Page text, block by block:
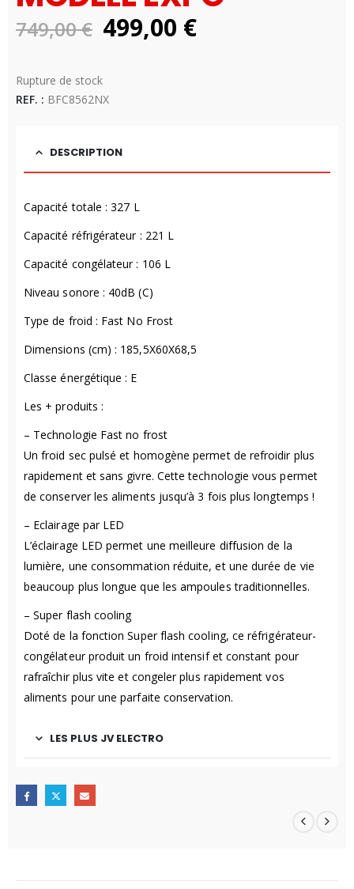
749,00€ Le
prix
initial
était :
499,00 €Le
Rupture de stock
REF. : BFC8562NX
DESCRIPTION
Capacité totale : 327 L
Capacité réfrigérateur : 221 L
Capacité congélateur : 106 L
Niveau sonore : 40dB (C)
Type de froid : Fast No Frost
Dimensions (cm) : 185,5X60X68,5
Classe énergétique : E
Les + produits :
– Technologie Fast no frost
Un froid sec pulsé et homogène permet de refroidir plus
rapidement et sans givre. Cette technologie vous permet
de conserver les aliments jusqu’à 3 fois plus longtemps !
– Eclairage par LED
L’éclairage LED permet une meilleure diffusion de la
lumière, une consommation réduite, et une durée de vie
beaucoup plus longue que les ampoules traditionnelles.
– Super flash cooling
Doté de la fonction Super flash cooling, ce réfrigérateur-
congélateur produit un froid intensif et constant pour
rafraîchir plus vite et congeler plus rapidement vos
aliments pour une parfaite conservation.
LES PLUS JV ELECTRO